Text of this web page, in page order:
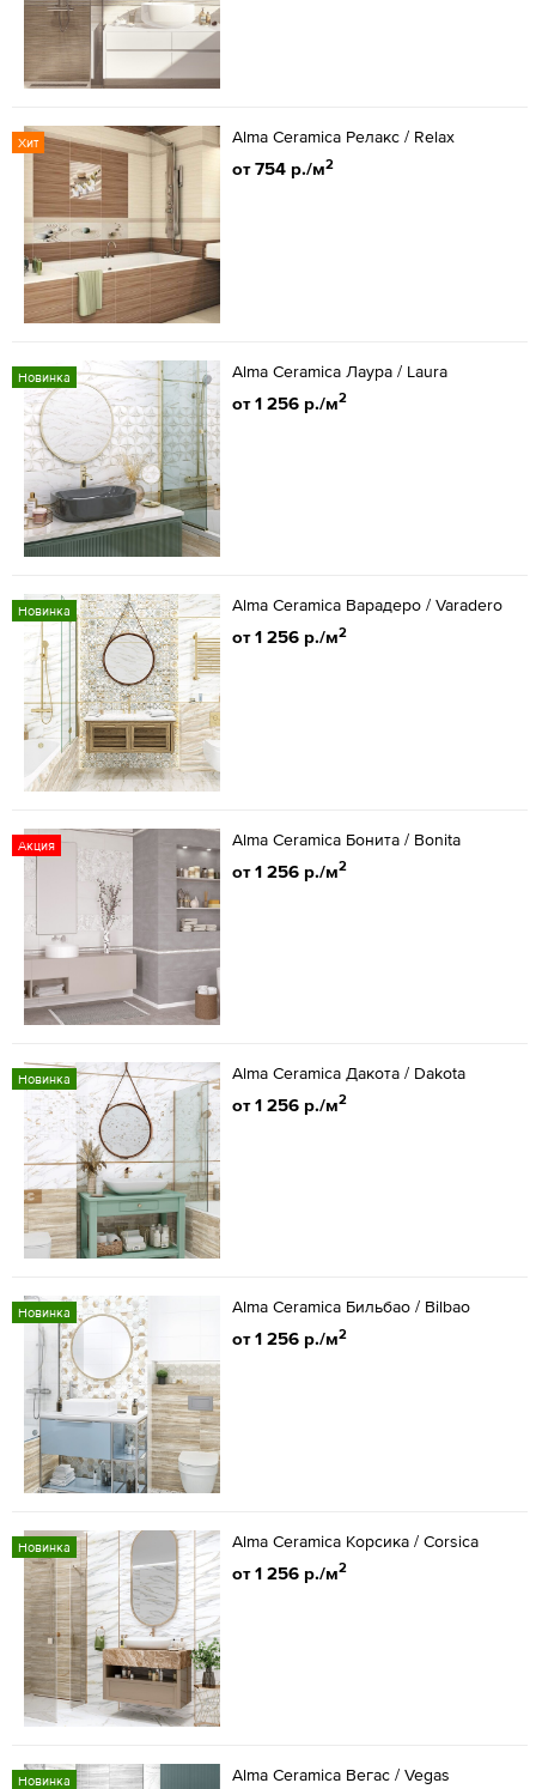
Хит Alma Ceramica Релакс / Relax
от 754 р./м2
Новинка Alma Ceramica Лаура / Laura
от 1 256 р./м2
Новинка Alma Ceramica Варадеро / Varadero
от 1 256 р./м2
Акция Alma Ceramica Бонита / Bonita
от 1 256 р./м2
Новинка Alma Ceramica Дакота / Dakota
от 1 256 р./м2
Новинка Alma Ceramica Бильбао / Bilbao
от 1 256 р./м2
Новинка Alma Ceramica Корсика / Corsica
от 1 256 р./м2
Новинка Alma Ceramica Вегас / Vegas